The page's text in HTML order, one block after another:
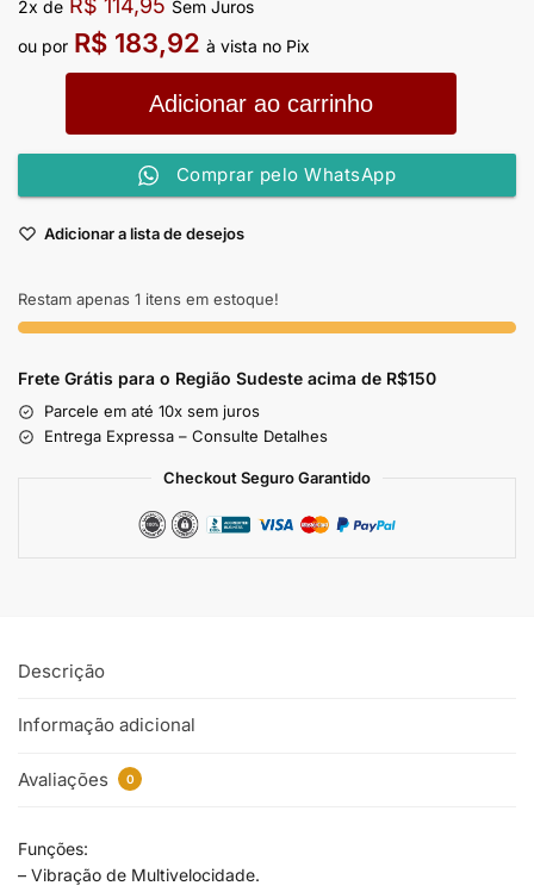
2x de R$ 114,95 Sem Juros
ou por R$ 183,92 à vista no Pix
Adicionar ao carrinho
Comprar pelo WhatsApp
Adicionar a lista de desejos
Restam apenas 1 itens em estoque!
Frete Grátis para o Região Sudeste acima de R$150
Parcele em até 10x sem juros
Entrega Expressa – Consulte Detalhes
Checkout Seguro Garantido
Descrição
Informação adicional
Avaliações 0
Funções:
– Vibração de Multivelocidade.